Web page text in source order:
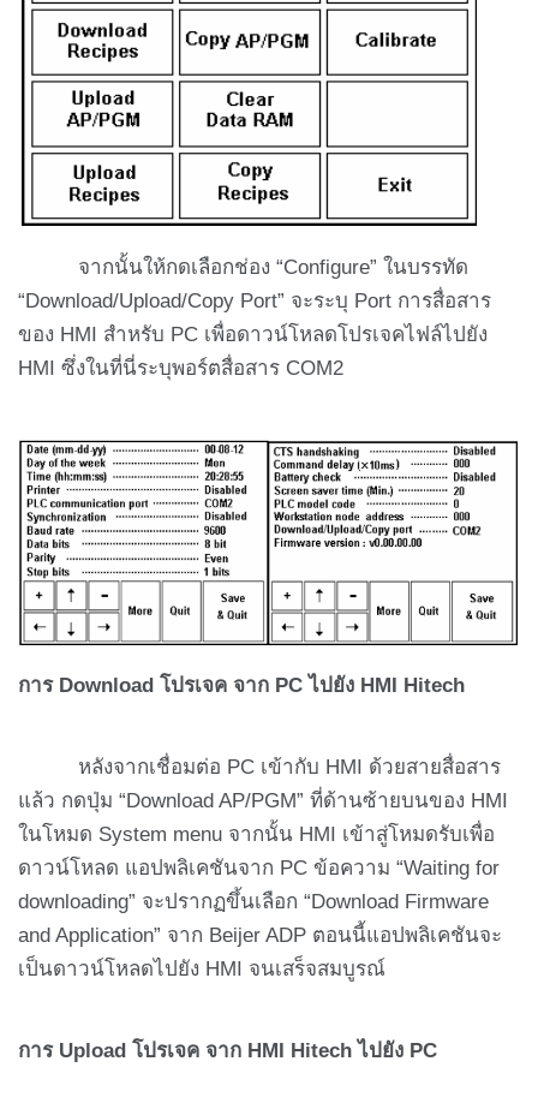
จากนั้นให้กดเลือกช่อง “Configure” ในบรรทัด
“Download/Upload/Copy Port” จะระบุ Port การสื่อสาร
ของ HMI สำหรับ PC เพื่อดาวน์โหลดโปรเจคไฟล์ไปยัง
HMI ซึ่งในที่นี่ระบุพอร์ตสื่อสาร COM2
การ Download โปรเจค จาก PC ไปยัง HMI Hitech
หลังจากเชื่อมต่อ PC เข้ากับ HMI ด้วยสายสื่อสาร
แล้ว กดปุ่ม “Download AP/PGM” ที่ด้านซ้ายบนของ HMI
ในโหมด System menu จากนั้น HMI เข้าสู่โหมดรับเพื่อ
ดาวน์โหลด แอปพลิเคชันจาก PC ข้อความ “Waiting for
downloading” จะปรากฏขึ้นเลือก “Download Firmware
and Application” จาก Beijer ADP ตอนนี้แอปพลิเคชันจะ
เป็นดาวน์โหลดไปยัง HMI จนเสร็จสมบูรณ์
การ Upload โปรเจค จาก HMI Hitech ไปยัง PC